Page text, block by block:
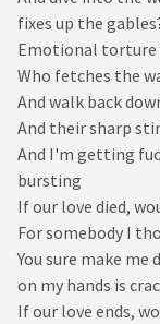
fixes up the
Emotional torture
Who fetches the
And walk back
And their sharp
And I'm getting
bursting
If our love died,
For somebody I
You sure make
on my hands is
If our love ends,